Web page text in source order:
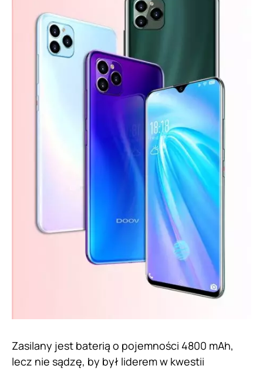
Zasilany jest baterią o pojemności 4800 mAh,
lecz nie sądzę, by był liderem w kwestii